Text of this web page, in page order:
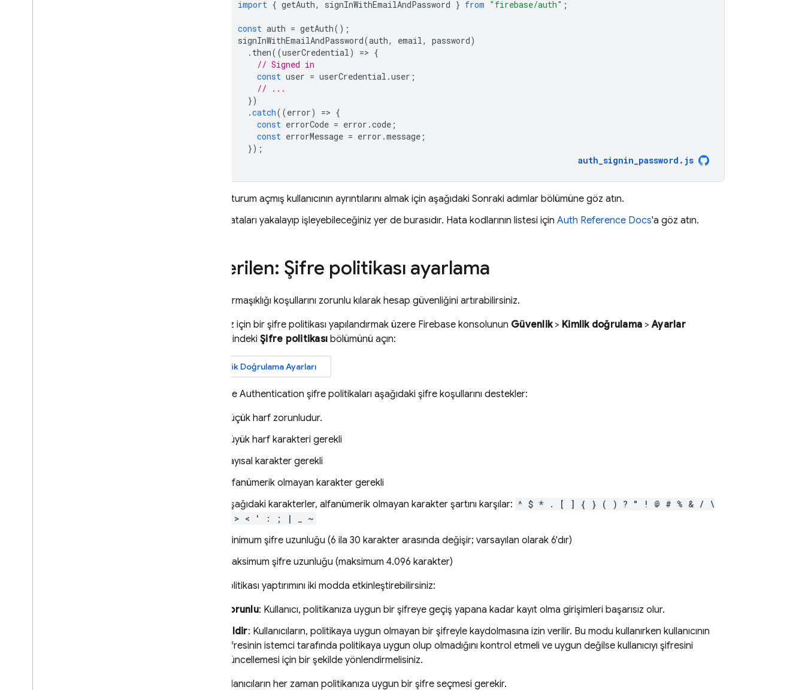
import { getAuth, signInWithEmailAndPassword } from "firebase/auth" ;
const auth = getAuth();
signInWithEmailAndPassword(auth, email, password)
. then((userCredential) => {
// Signed in
const user = userCredential .user ;
// ...
})
.catch((error) => {
const errorCode = error .code ;
const errorMessage = error .message ;
});
auth_signin_password . js
Oturum açmış kullanıcının ayrıntılarını almak için aşağıdaki Sonraki adımlar bölümüne göz atın.
Hataları yakalayıp işleyebileceğiniz yer de burasıdır. Hata kodlarının listesi için Auth Reference Docs'a göz atın.
Önerilen: Şifre politikası ayarlama
Şifre karmaşıklığı koşullarını zorunlu kılarak hesap güvenliğini artırabilirsiniz.
Projeniz için bir şifre politikası yapılandırmak üzere Firebase konsolunun Güvenlik> Kimlik doğrulama >Ayarlar
sekmesindeki Şifre politikası bölümünü açın:
Kimlik Doğrulama Ayarları
Firebase Authentication şifre politikaları aşağıdaki şifre koşullarını destekler:
Küçük harf zorunludur.
Büyük harf karakteri gerekli
Sayısal karakter gerekli
Alfanümerik olmayan karakter gerekli
Aşağıdaki karakterler, alfanümerik olmayan karakter şartını karşılar: ^ $ * . [ ] { } ( ) ? " ! @ # % & / \
, > < ' : ; | _ ~
Minimum şifre uzunluğu (6 ila 30 karakter arasında değişir; varsayılan olarak 6'dır)
Maksimum şifre uzunluğu (maksimum 4.096 karakter)
Şifre politikası yaptırımını iki modda etkinleştirebilirsiniz:
Zorunlu: Kullanıcı, politikanıza uygun bir şifreye geçiş yapana kadar kayıt olma girişimleri başarısız olur.
Bildir: Kullanıcıların, politikaya uygun olmayan bir şifreyle kaydolmasına izin verilir. Bu modu kullanırken kullanıcının
şifresinin istemci tarafında politikaya uygun olup olmadığını kontrol etmeli ve uygun değilse kullanıcıyı şifresini
güncellemesi için bir şekilde yönlendirmelisiniz.
Yeni kullanıcıların her zaman politikanıza uygun bir şifre seçmesi gerekir.